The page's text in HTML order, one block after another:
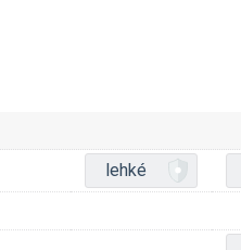
lehké